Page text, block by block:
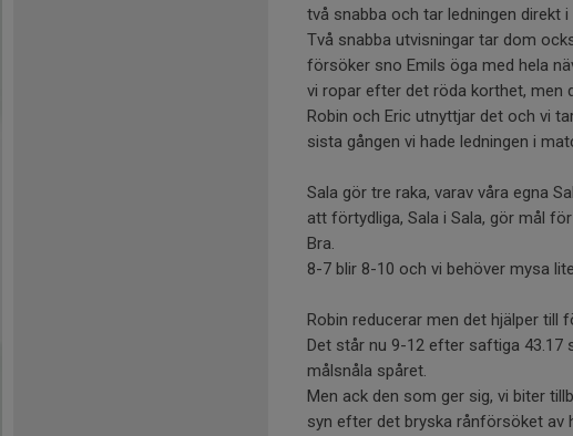
två snabba och tar ledningen direkt i
Två snabba utvisningar tar dom
försöker sno Emils öga med hela
vi ropar efter det röda korthet, men
Robin och Eric utnyttjar det och vi
sista gången vi hade ledningen i
Sala gör tre raka, varav våra egna
att förtydliga, Sala i Sala, gör mål
Bra.
8-7 blir 8-10 och vi behöver mysa
Robin reducerar men det hjälper till
Det står nu 9-12 efter saftiga
målsnåla spåret.
Men ack den som ger sig, vi biter
syn efter det bryska rånförsöket av